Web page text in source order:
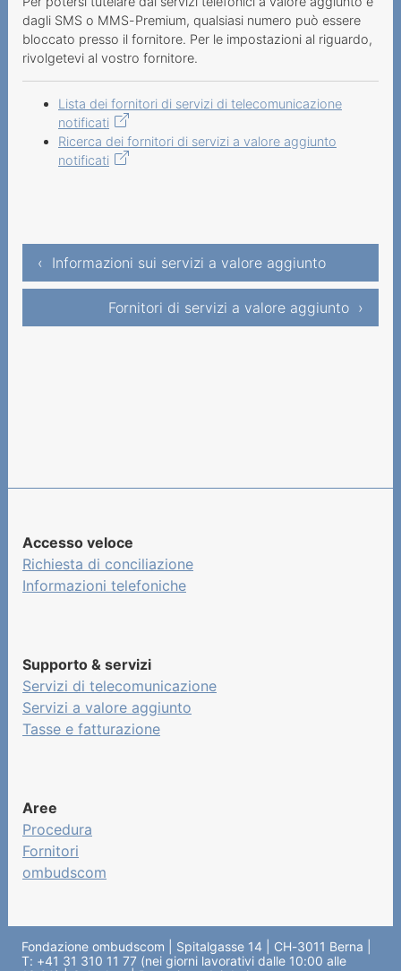
dagli SMS o MMS-Premium, qualsiasi numero può essere
bloccato presso il fornitore. Per le impostazioni al riguardo,
rivolgetevi al vostro fornitore.
Lista dei fornitori di servizi di telecomunicazione
notificati
Ricerca dei fornitori di servizi a valore aggiunto
notificati
‹ Informazioni sui servizi a valore aggiunto
Fornitori di servizi a valore aggiunto ›
Accesso veloce
Richiesta di conciliazione
Informazioni telefoniche
Supporto & servizi
Servizi di telecomunicazione
Servizi a valore aggiunto
Tasse e fatturazione
Aree
Procedura
Fornitori
ombudscom
Fondazione ombudscom | Spitalgasse 14 | CH-3011 Berna |
T: +41 31 310 11 77 (nei giorni lavorativi dalle 10:00 alle